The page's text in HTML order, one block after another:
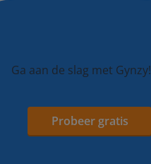
Ga aan de slag met Gynzy!
Probeer gratis